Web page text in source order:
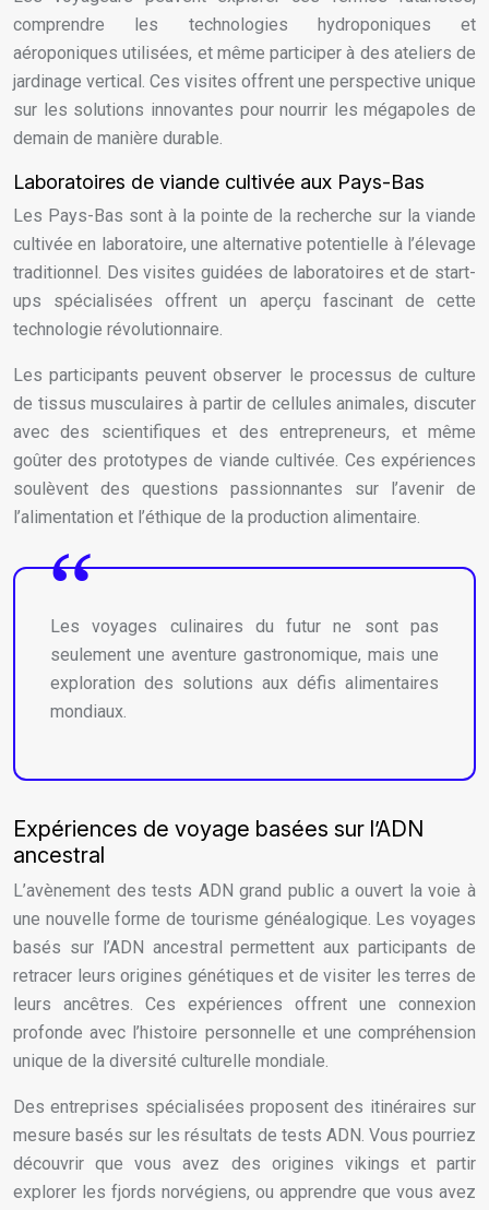
comprendre les technologies hydroponiques et
aéroponiques utilisées, et même participer à des ateliers de
jardinage vertical. Ces visites offrent une perspective unique
sur les solutions innovantes pour nourrir les mégapoles de
demain de manière durable.
Laboratoires de viande cultivée aux Pays-Bas
Les Pays-Bas sont à la pointe de la recherche sur la viande
cultivée en laboratoire, une alternative potentielle à l’élevage
traditionnel. Des visites guidées de laboratoires et de start-
ups spécialisées offrent un aperçu fascinant de cette
technologie révolutionnaire.
Les participants peuvent observer le processus de culture
de tissus musculaires à partir de cellules animales, discuter
avec des scientifiques et des entrepreneurs, et même
goûter des prototypes de viande cultivée. Ces expériences
soulèvent des questions passionnantes sur l’avenir de
l’alimentation et l’éthique de la production alimentaire.
Les voyages culinaires du futur ne sont pas
seulement une aventure gastronomique, mais une
exploration des solutions aux défis alimentaires
mondiaux.
Expériences de voyage basées sur l’ADN
ancestral
L’avènement des tests ADN grand public a ouvert la voie à
une nouvelle forme de tourisme généalogique. Les voyages
basés sur l’ADN ancestral permettent aux participants de
retracer leurs origines génétiques et de visiter les terres de
leurs ancêtres. Ces expériences offrent une connexion
profonde avec l’histoire personnelle et une compréhension
unique de la diversité culturelle mondiale.
Des entreprises spécialisées proposent des itinéraires sur
mesure basés sur les résultats de tests ADN. Vous pourriez
découvrir que vous avez des origines vikings et partir
explorer les fjords norvégiens, ou apprendre que vous avez